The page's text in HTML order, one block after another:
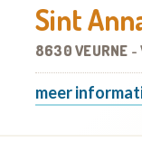
Sint
8630 VEURNE -
meer